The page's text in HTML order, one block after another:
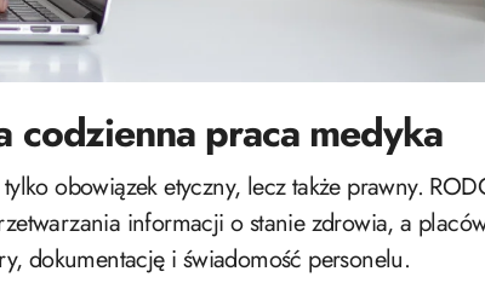
praca medyka
informacji o stanie zdrowia, a
dokumentację i świadomość personelu.